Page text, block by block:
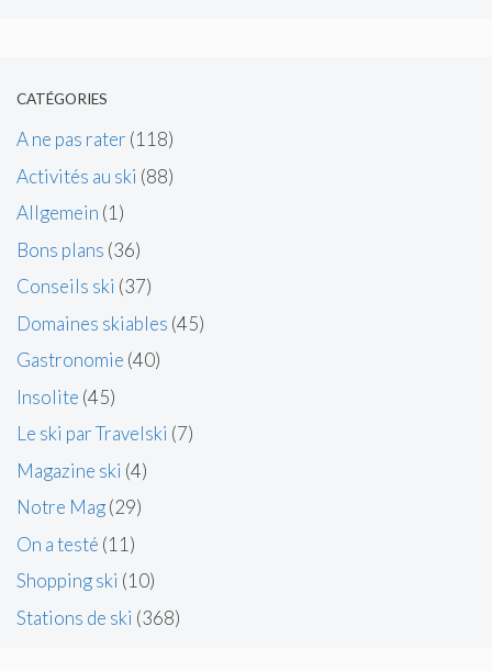
CATÉGORIES
A ne pas rater (118)
Activités au ski (88)
Allgemein (1)
Bons plans (36)
Conseils ski (37)
Domaines skiables (45)
Gastronomie (40)
Insolite (45)
Le ski par Travelski (7)
Magazine ski (4)
Notre Mag(29)
On a testé (11)
Shopping ski (10)
Stations de ski (368)